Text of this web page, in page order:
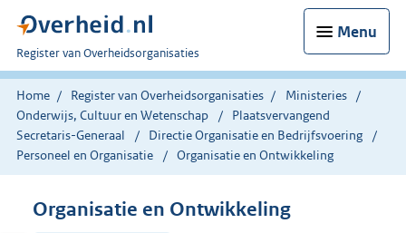
Menu
U
bent
nu
hier:
Register van Overheidsorganisaties
Home Register van Overheidsorganisaties
Ministeries
Onderwijs, Cultuur en Wetenschap
Plaatsvervangend
Secretaris-Generaal
Directie Organisatie en Bedrijfsvoering
Personeel en Organisatie
Organisatie en Ontwikkeling
Organisatie en Ontwikkeling